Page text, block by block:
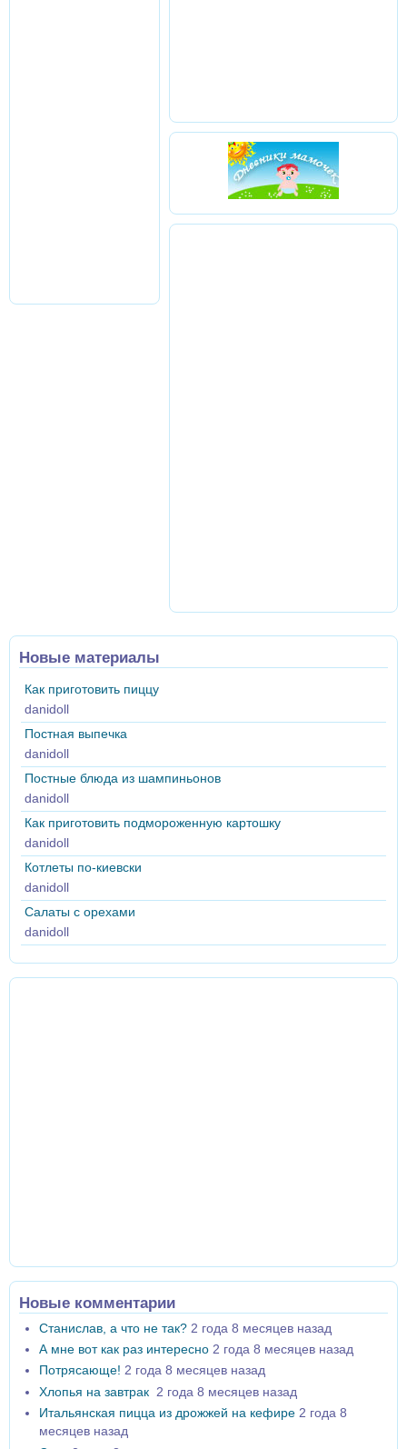
Новые материалы
Как приготовить пиццу
danidoll
Постная выпечка
danidoll
Постные блюда из шампиньонов
danidoll
Как приготовить подмороженную картошку
danidoll
Котлеты по-киевски
danidoll
Салаты с орехами
danidoll
Новые комментарии
Станислав, а что не так? 2 года 8 месяцев назад
А мне вот как раз интересно 2 года 8 месяцев назад
Потрясающе! 2 года 8 месяцев назад
Хлопья на завтрак 2 года 8 месяцев назад
Итальянская пицца из дрожжей на кефире 2 года 8
месяцев назад